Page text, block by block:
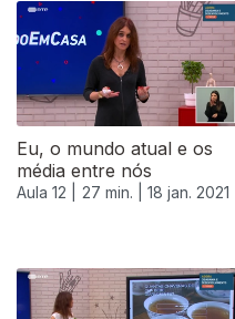
Eu, o mundo atual e os
média entre nós
Aula 12 | 27 min. | 18 jan. 2021
516897